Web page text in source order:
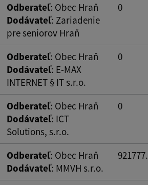
Odberateľ: Obec Hraň
Dodávateľ: Zariadenie
pre seniorov Hraň
0
Odberateľ: Obec Hraň
Dodávateľ: E-MAX
INTERNET § IT s.r.o.
0
Odberateľ: Obec Hraň
Dodávateľ: ICT
Solutions, s.r.o.
0
Odberateľ: Obec Hraň
Dodávateľ: MMVH s.r.o.